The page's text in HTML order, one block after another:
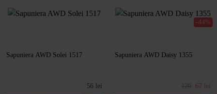
Sapuniera AWD Solei 1517
56 lei
-44%
Sapuniera AWD Daisy 1355
120 67 lei